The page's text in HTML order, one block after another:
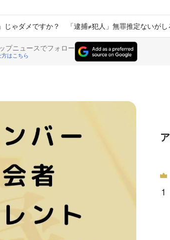
じゃダメですか？ 「逮捕≠犯人」無罪推定ないが
プニュースでフォロー
はこちら